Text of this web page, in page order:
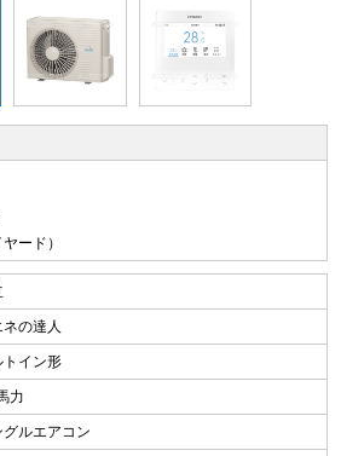
ード）
の達人
トイン形
力
グルエアコン